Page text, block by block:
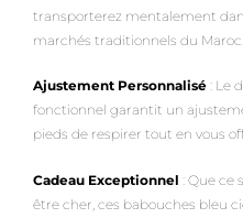
transporterez mentalement
marchés traditionnels du Maroc.
Ajustement Personnalisé : Le
fonctionnel garantit un
pieds de respirer tout en vous
Cadeau Exceptionnel : Que ce
être cher, ces babouches bleu